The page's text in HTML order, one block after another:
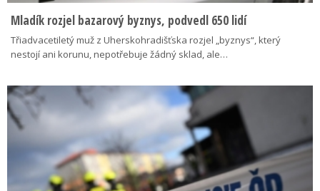
Mladík rozjel bazarový byznys, podvedl 650 lidí
Třiadvacetiletý muž z Uherskohradišťska rozjel „byznys“, který
nestojí ani korunu, nepotřebuje žádný sklad, ale…